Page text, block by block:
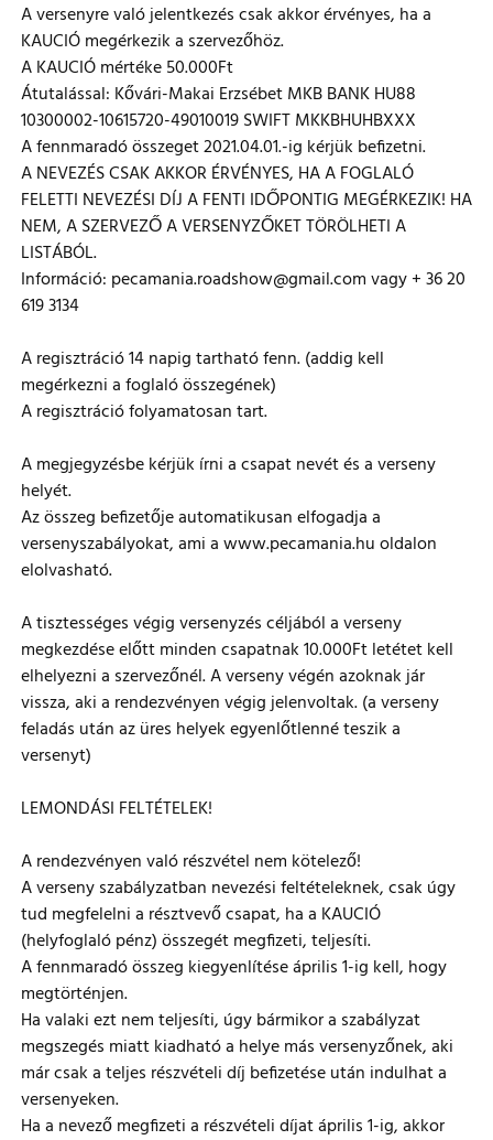
A versenyre való jelentkezés csak akkor érvényes, ha a
KAUCIÓ megérkezik a szervezőhöz.
A KAUCIÓ mértéke 50.000Ft
Átutalással: Kővári-Makai Erzsébet MKB BANK HU88
10300002-10615720-49010019 SWIFT MKKBHUHBXXX
A fennmaradó összeget 2021.04.01.-ig kérjük befizetni.
A NEVEZÉS CSAK AKKOR ÉRVÉNYES, HA A FOGLALÓ
FELETTI NEVEZÉSI DÍJ A FENTI IDŐPONTIG MEGÉRKEZIK! HA
NEM, A SZERVEZŐ A VERSENYZŐKET TÖRÖLHETI A
LISTÁBÓL.
Információ: pecamania.roadshow@gmail.com vagy + 36 20
619 3134
A regisztráció 14 napig tartható fenn. (addig kell
megérkezni a foglaló összegének)
A regisztráció folyamatosan tart.
A megjegyzésbe kérjük írni a csapat nevét és a verseny
helyét.
Az összeg befizetője automatikusan elfogadja a
versenyszabályokat, ami a www.pecamania.hu oldalon
elolvasható.
A tisztességes végig versenyzés céljából a verseny
megkezdése előtt minden csapatnak 10.000Ft letétet kell
elhelyezni a szervezőnél. A verseny végén azoknak jár
vissza, aki a rendezvényen végig jelenvoltak. (a verseny
feladás után az üres helyek egyenlőtlenné teszik a
versenyt)
LEMONDÁSI FELTÉTELEK!
A rendezvényen való részvétel nem kötelező!
A verseny szabályzatban nevezési feltételeknek, csak úgy
tud megfelelni a résztvevő csapat, ha a KAUCIÓ
(helyfoglaló pénz) összegét megfizeti, teljesíti.
A fennmaradó összeg kiegyenlítése április 1-ig kell, hogy
megtörténjen.
Ha valaki ezt nem teljesíti, úgy bármikor a szabályzat
megszegés miatt kiadható a helye más versenyzőnek, aki
már csak a teljes részvételi díj befizetése után indulhat a
versenyeken.
Ha a nevező megfizeti a részvételi díjat április 1-ig, akkor